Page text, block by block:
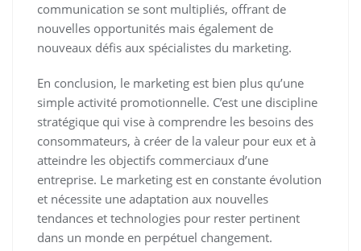
communication se sont multipliés, offrant de
nouvelles opportunités mais également de
nouveaux défis aux spécialistes du marketing.
En conclusion, le marketing est bien plus qu’une
simple activité promotionnelle. C’est une discipline
stratégique qui vise à comprendre les besoins des
consommateurs, à créer de la valeur pour eux et à
atteindre les objectifs commerciaux d’une
entreprise. Le marketing est en constante évolution
et nécessite une adaptation aux nouvelles
tendances et technologies pour rester pertinent
dans un monde en perpétuel changement.